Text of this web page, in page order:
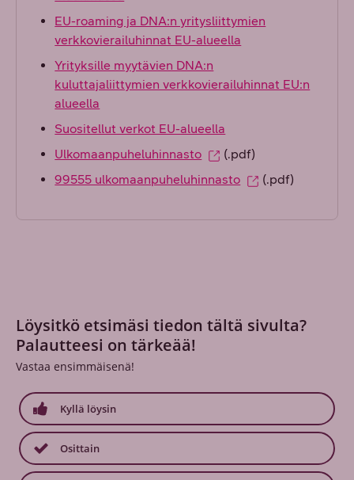
EU-roaming ja DNA:n yritysliittymien
verkkovierailuhinnat EU-alueella
Yrityksille myytävien DNA:n
kuluttajaliittymien verkkovierailuhinnat EU:n
alueella
Suositellut verkot EU-alueella
Ulkomaanpuheluhinnasto
(.pdf)
99555 ulkomaanpuheluhinnasto
(.pdf)
Löysitkö etsimäsi tiedon tältä sivulta?
Palautteesi on tärkeää!
Vastaa ensimmäisenä!
Kyllä löysin
Osittain